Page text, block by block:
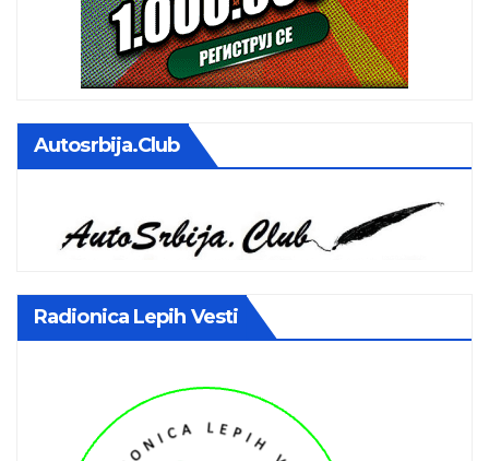
Autosrbija.club
Radionica Lepih Vesti